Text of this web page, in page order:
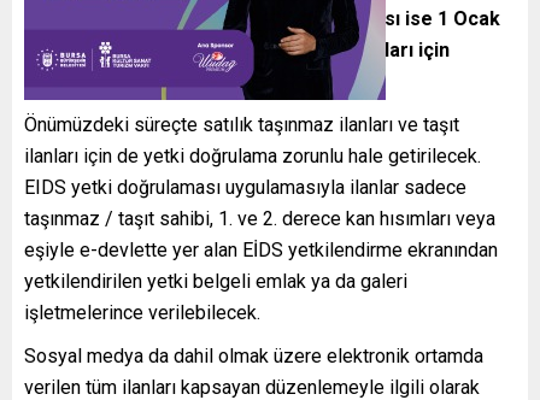
aşaması olan yetki doğrulama uygulaması ise 1 Ocak
2025 tarihi itibarıyla kiralık taşınmaz ilanları için
zorunlu olacak.
Önümüzdeki süreçte satılık taşınmaz ilanları ve taşıt
ilanları için de yetki doğrulama zorunlu hale getirilecek.
EIDS yetki doğrulaması uygulamasıyla ilanlar sadece
taşınmaz / taşıt sahibi, 1. ve 2. derece kan hısımları veya
eşiyle e-devlette yer alan EİDS yetkilendirme ekranından
yetkilendirilen yetki belgeli emlak ya da galeri
işletmelerince verilebilecek.
Sosyal medya da dahil olmak üzere elektronik ortamda
verilen tüm ilanları kapsayan düzenlemeyle ilgili olarak